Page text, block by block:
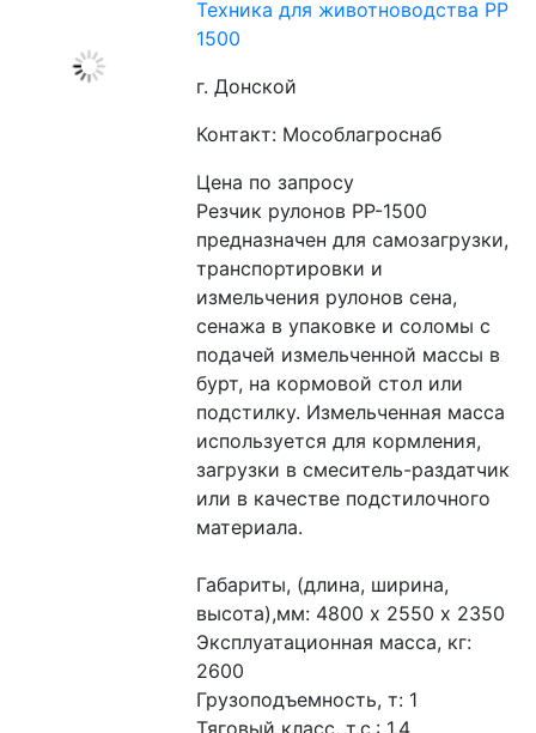
Техника для животноводства РР
1500
г. Донской
Контакт: Мособлагроснаб
Цена по запросу
Резчик рулонов РР-1500
предназначен для самозагрузки,
транспортировки и
измельчения рулонов сена,
сенажа в упаковке и соломы с
подачей измельченной массы в
бурт, на кормовой стол или
подстилку. Измельченная масса
используется для кормления,
загрузки в смеситель-раздатчик
или в качестве подстилочного
материала.
Габариты, (длина, ширина,
высота),мм: 4800 х 2550 х 2350
Эксплуатационная масса, кг:
2600
Грузоподъемность, т: 1
Тяговый класс, т.с.: 1.4